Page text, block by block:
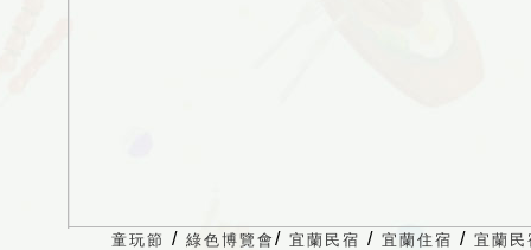
童玩節 /綠色博覽會/宜蘭民宿 /宜蘭住宿 /宜蘭民